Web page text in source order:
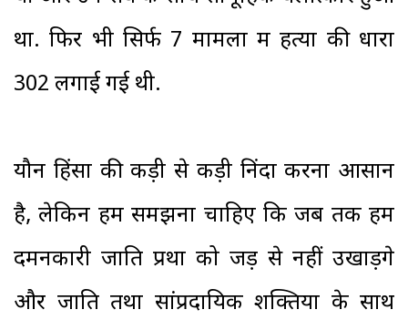
था. फिर भी सिर्फ 7 मामलों में हत्या की धारा
302 लगाई गई थी.
यौन हिंसा की कड़ी से कड़ी निंदा करना आसान
है, लेकिन हमें समझना चाहिए कि जब तक हम
दमनकारी जाति प्रथा को जड़ से नहीं उखाड़ेंगे
और जाति तथा सांप्रदायिक शक्तियों के साथ